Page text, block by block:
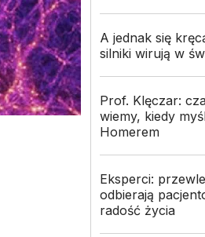
A jednak się
silniki wirują w
Prof. Klęczar:
wiemy, kiedy
Homerem
Eksperci:
odbierają
radość życia